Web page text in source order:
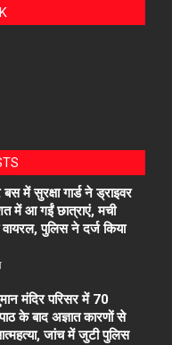
में सुरक्षा गार्ड ने ड्राइवर
में आ गईं छात्राएं, मची
पुलिस ने दर्ज किया
मंदिर परिसर में 70
के बाद अज्ञात कारणों से
जांच में जुटी पुलिस